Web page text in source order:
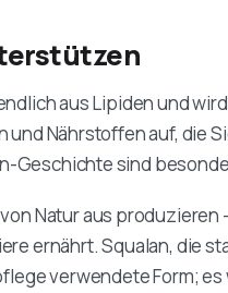
aus Lipiden und
und Nährstoffen auf, die
Geschichte sind
Natur aus produzieren
ernährt. Squalan, die
verwendete Form; es